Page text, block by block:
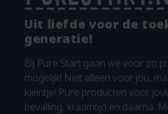
Uit liefde voor de
generatie!
Bij Pure Start gaan we voor zo
mogelijk! Niet alleen voor jou,
kleintje! Pure producten voor
bevalling, kraamtijd en daarna.